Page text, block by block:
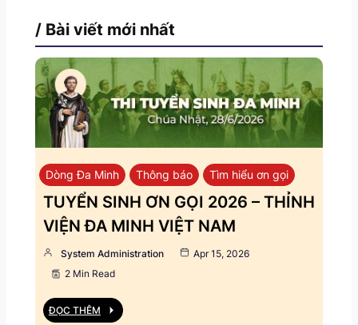
/ Bài viết mới nhất
Dòng Đa Minh Thông báo Tìm hiểu ơn gọi
TUYỂN SINH ƠN GỌI 2026 – THỈNH
VIỆN ĐA MINH VIỆT NAM
System Administration
Apr 15, 2026
2 Min Read
ĐỌC THÊM